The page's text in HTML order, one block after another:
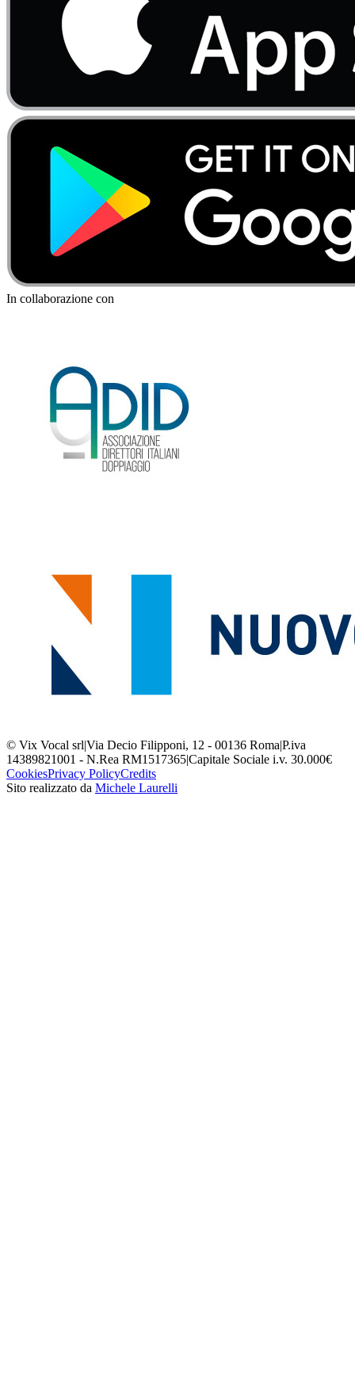
In collaborazione con
© Vix Vocal srl|Via Decio Filipponi, 12 - 00136 Roma|P.iva
14389821001 - N.Rea RM1517365|Capitale Sociale i.v. 30.000€
CookiesPrivacy PolicyCredits
Sito realizzato da Michele Laurelli